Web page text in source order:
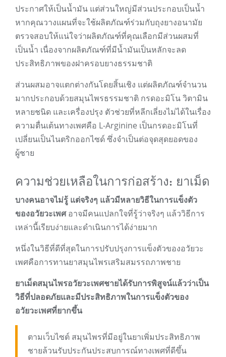
ประกาศให้เป็นน้ำมัน แต่ส่วนใหญ่มีส่วนประกอบเป็นน้ำ
หากคุณวางแผนที่จะใช้ผลิตภัณฑ์ร่วมกับถุงยางอนามัย
ตรวจสอบให้แน่ใจว่าผลิตภัณฑ์ที่คุณเลือกมีส่วนผสมที่
เป็นน้ำ เนื่องจากผลิตภัณฑ์ที่มีน้ำมันเป็นหลักจะลด
ประสิทธิภาพของฝาครอบยางธรรมชาติ
ส่วนผสมอาจแตกต่างกันโดยสิ้นเชิง แต่ผลิตภัณฑ์จำนวน
มากประกอบด้วยสมุนไพรธรรมชาติ กรดอะมิโน วิตามิน
หลายชนิด และเครื่องปรุง ตัวช่วยที่หลีกเลี่ยงไม่ได้ในเรื่อง
ความตื่นเต้นทางเพศคือ L-Arginine เป็นกรดอะมิโนที่
เปลี่ยนเป็นไนตริกออกไซด์ ซึ่งจำเป็นต่อจุดสุดยอดของ
ผู้ชาย
ความช่วยเหลือในการก่อสร้าง: ยาเม็ด
บางคนอาจไม่รู้ แต่จริงๆ แล้วมีหลายวิธีในการแข็งตัว
ของอวัยวะเพศอาจมีคนแปลกใจที่รู้ว่าจริงๆ แล้ววิธีการ
เหล่านี้เรียบง่ายและดำเนินการได้ง่ายมาก
หนึ่งในวิธีที่ดีที่สุดในการปรับปรุงการแข็งตัวของอวัยวะ
เพศคือการทานยาสมุนไพรเสริมสมรรถภาพชาย
ยาเม็ดสมุนไพรอวัยวะเพศชายได้รับการพิสูจน์แล้วว่าเป็น
วิธีที่ปลอดภัยและมีประสิทธิภาพในการแข็งตัวของ
อวัยวะเพศที่ยากขึ้น
ตามเว็บไซต์ สมุนไพรที่มีอยู่ในยาเพิ่มประสิทธิภาพ
ชายล้วนรับประกันประสบการณ์ทางเพศที่ดีขึ้น